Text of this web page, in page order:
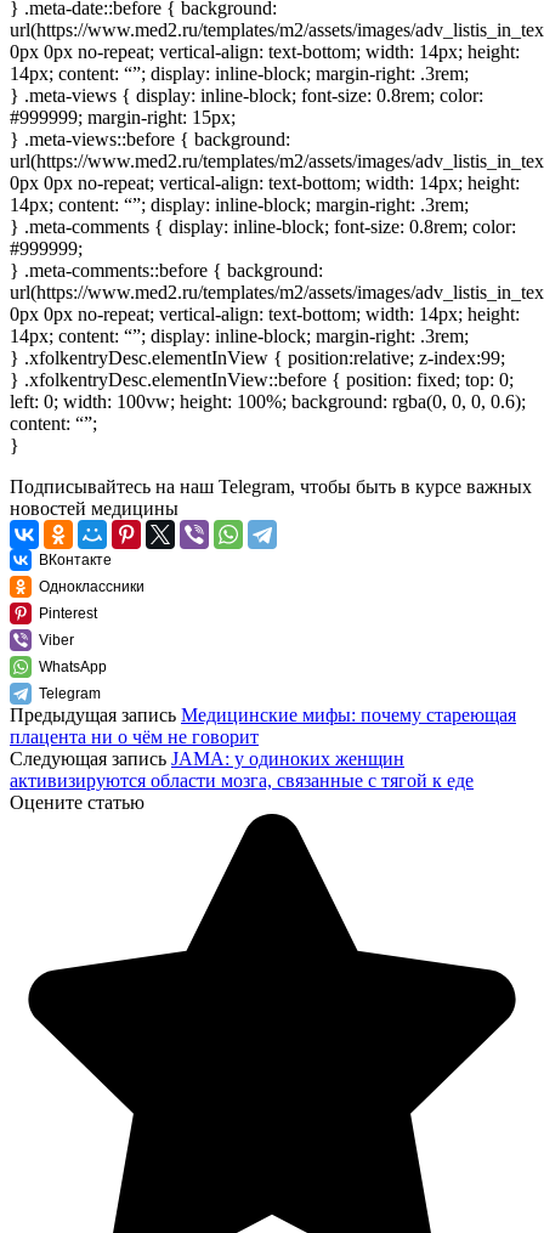
} .meta-date::before { background:
url(https://www.med2.ru/templates/m2/assets/images/
0px 0px no-repeat; vertical-align: text-bottom; width: 14px; height:
14px; content: “”; display: inline-block; margin-right: .3rem;
} .meta-views { display: inline-block; font-size: 0.8rem; color:
#999999; margin-right: 15px;
} .meta-views::before { background:
url(https://www.med2.ru/templates/m2/assets/images/
0px 0px no-repeat; vertical-align: text-bottom; width: 14px; height:
14px; content: “”; display: inline-block; margin-right: .3rem;
} .meta-comments { display: inline-block; font-size: 0.8rem; color:
#999999;
} .meta-comments::before { background:
url(https://www.med2.ru/templates/m2/assets/images/
0px 0px no-repeat; vertical-align: text-bottom; width: 14px; height:
14px; content: “”; display: inline-block; margin-right: .3rem;
} .xfolkentryDesc.elementInView { position:relative; z-index:99;
} .xfolkentryDesc.elementInView::before { position: fixed; top: 0;
left: 0; width: 100vw; height: 100%; background: rgba(0, 0, 0, 0.6);
content: “”;
}
Подписывайтесь на наш Telegram, чтобы быть в курсе важных
новостей медицины
ВКонтакте
Одноклассники
Pinterest
Viber
WhatsApp
Telegram
Предыдущая запись Медицинские мифы: почему стареющая
плацента ни о чём не говорит
Следующая запись JAMA: у одиноких женщин
активизируются области мозга, связанные с тягой к еде
Оцените статью